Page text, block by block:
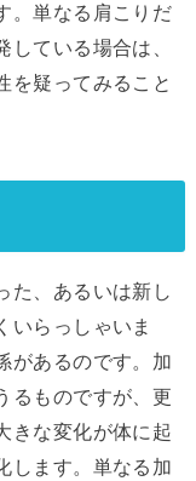
。単なる肩こりだ
ている場合は、
を疑ってみること
、あるいは新し
いらっしゃいま
があるのです。加
るものですが、更
きな変化が体に起
します。単なる加